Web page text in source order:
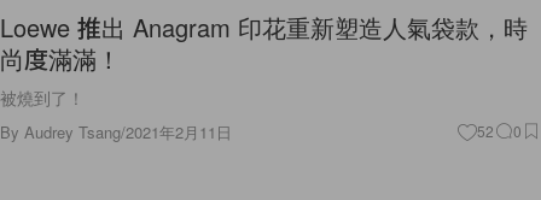
Loewe 推出 Anagram 印花重新塑造人氣袋款，時
尚度滿滿！
被燒到了！
By Audrey Tsang/2021年2月11日 52 0